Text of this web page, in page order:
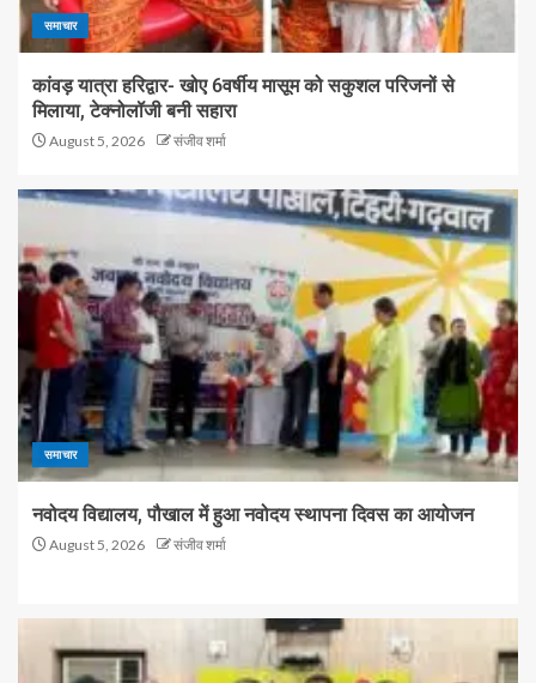
समाचार
कांवड़ यात्रा हरिद्वार- खोए 6वर्षीय मासूम को सकुशल परिजनों से
मिलाया, टेक्नोलॉजी बनी सहारा
August 5, 2026 संजीव शर्मा
समाचार
नवोदय विद्यालय, पौखाल में हुआ नवोदय स्थापना दिवस का आयोजन
August 5, 2026 संजीव शर्मा